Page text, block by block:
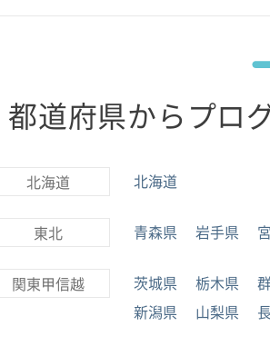
都道府県からプロ
北海道 北海道
東北 青森県 岩手県
関東甲信越 茨城県 栃木県
新潟県
山梨県